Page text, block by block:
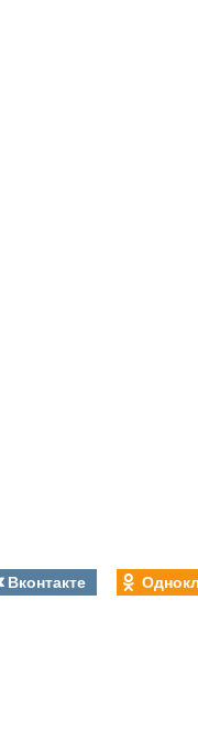
Вконтакте